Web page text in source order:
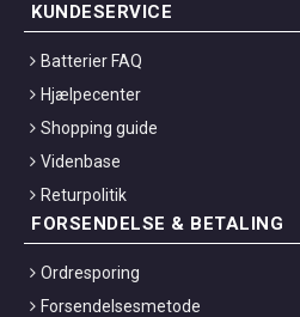
KUNDESERVICE
Batterier FAQ
Hjælpecenter
Shopping guide
Videnbase
Returpolitik
FORSENDELSE & BETALING
Ordresporing
Forsendelsesmetode